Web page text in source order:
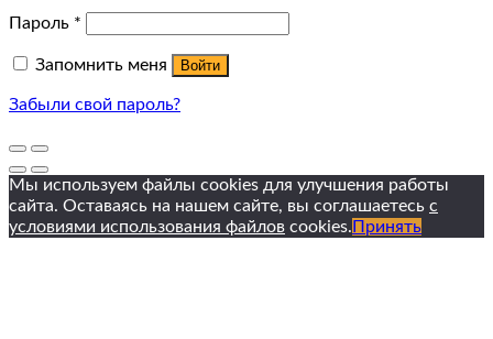
Пароль *
Запомнить меня Войти
Забыли свой пароль?
Мы используем файлы cookies для улучшения работы
сайта. Оставаясь на нашем сайте, вы соглашаетесь с
условиями использования файлов cookies. Принять